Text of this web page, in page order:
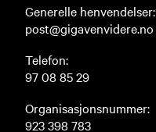
Generelle henvendelser:
post@gigavenvidere.no
Telefon:
97 08 85 29
Organisasjonsnummer:
923 398 783